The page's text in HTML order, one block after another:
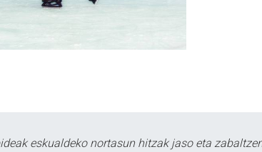
eskualdeko nortasun hitzak jaso eta